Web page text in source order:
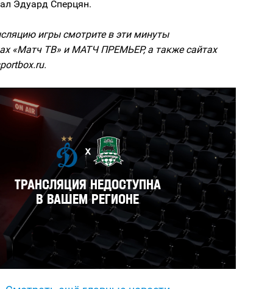
Эдуард Сперцян.
игры смотрите в эти минуты
«Матч ТВ» и МАТЧ ПРЕМЬЕР, а также сайтах